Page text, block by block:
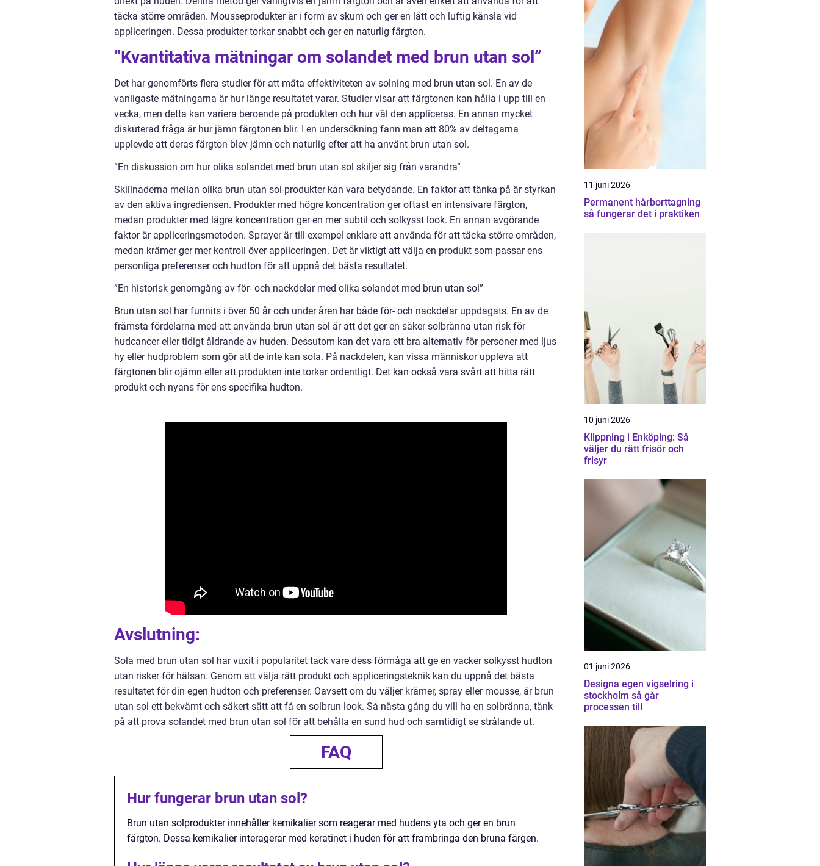
täcka större områden. Mousseprodukter är i form av skum och ger en lätt och luftig känsla vid
appliceringen. Dessa produkter torkar snabbt och ger en naturlig färgton.
”Kvantitativa mätningar om solandet med brun utan sol”
Det har genomförts flera studier för att mäta effektiviteten av solning med brun utan sol. En av de
vanligaste mätningarna är hur länge resultatet varar. Studier visar att färgtonen kan hålla i upp till en
vecka, men detta kan variera beroende på produkten och hur väl den appliceras. En annan mycket
diskuterad fråga är hur jämn färgtonen blir. I en undersökning fann man att 80% av deltagarna
upplevde att deras färgton blev jämn och naturlig efter att ha använt brun utan sol.
”En diskussion om hur olika solandet med brun utan sol skiljer sig från varandra”
Skillnaderna mellan olika brun utan sol-produkter kan vara betydande. En faktor att tänka på är styrkan
av den aktiva ingrediensen. Produkter med högre koncentration ger oftast en intensivare färgton,
medan produkter med lägre koncentration ger en mer subtil och solkysst look. En annan avgörande
faktor är appliceringsmetoden. Sprayer är till exempel enklare att använda för att täcka större områden,
medan krämer ger mer kontroll över appliceringen. Det är viktigt att välja en produkt som passar ens
personliga preferenser och hudton för att uppnå det bästa resultatet.
”En historisk genomgång av för- och nackdelar med olika solandet med brun utan sol”
Brun utan sol har funnits i över 50 år och under åren har både för- och nackdelar uppdagats. En av de
främsta fördelarna med att använda brun utan sol är att det ger en säker solbränna utan risk för
hudcancer eller tidigt åldrande av huden. Dessutom kan det vara ett bra alternativ för personer med ljus
hy eller hudproblem som gör att de inte kan sola. På nackdelen, kan vissa människor uppleva att
färgtonen blir ojämn eller att produkten inte torkar ordentligt. Det kan också vara svårt att hitta rätt
produkt och nyans för ens specifika hudton.
Avslutning:
Sola med brun utan sol har vuxit i popularitet tack vare dess förmåga att ge en vacker solkysst hudton
utan risker för hälsan. Genom att välja rätt produkt och appliceringsteknik kan du uppnå det bästa
resultatet för din egen hudton och preferenser. Oavsett om du väljer krämer, spray eller mousse, är brun
utan sol ett bekvämt och säkert sätt att få en solbrun look. Så nästa gång du vill ha en solbränna, tänk
på att prova solandet med brun utan sol för att behålla en sund hud och samtidigt se strålande ut.
FAQ
Hur fungerar brun utan sol?
Brun utan solprodukter innehåller kemikalier som reagerar med hudens yta och ger en brun
färgton. Dessa kemikalier interagerar med keratinet i huden för att frambringa den bruna färgen.
11 juni 2026
Permanent hårborttagning
så fungerar det i praktiken
10 juni 2026
Klippning i Enköping: Så
väljer du rätt frisör och
frisyr
01 juni 2026
Designa egen vigselring i
stockholm så går
processen till